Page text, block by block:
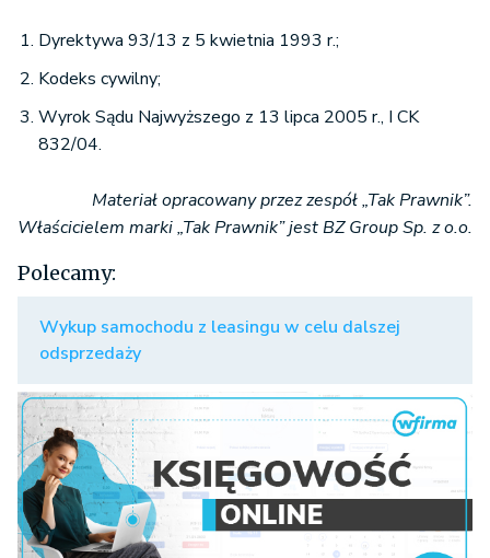
Dyrektywa 93/13 z 5 kwietnia 1993 r.;
Kodeks cywilny;
Wyrok Sądu Najwyższego z 13 lipca 2005 r., I CK
832/04.
Materiał opracowany przez zespół „Tak Prawnik”.
Właścicielem marki „Tak Prawnik” jest BZ Group Sp. z o.o.
Polecamy:
Wykup samochodu z leasingu w celu dalszej
odsprzedaży